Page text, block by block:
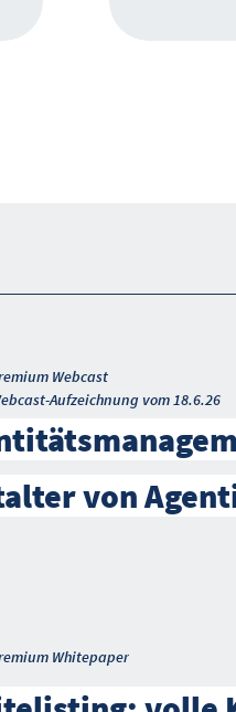
Webcast
Aufzeichnung vom 18.6.26
von
Whitepaper